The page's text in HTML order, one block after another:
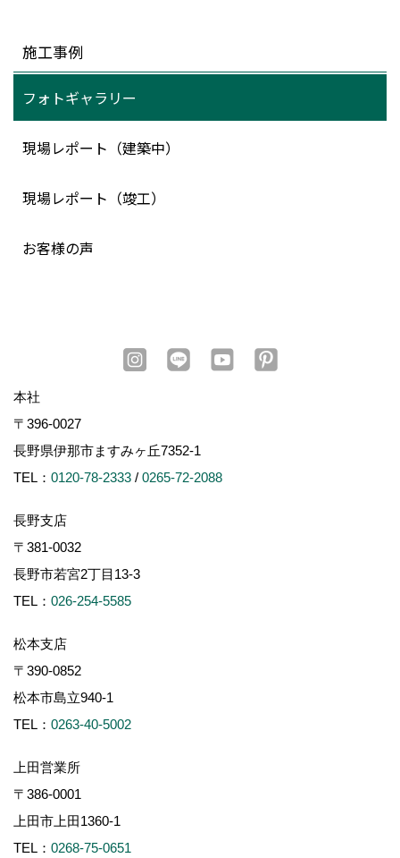
施工事例
フォトギャラリー
現場レポート（建築中）
現場レポート（竣工）
お客様の声
本社
〒396-0027
長野県伊那市ますみヶ丘7352-1
TEL： 0120-78-2333 / 0265-72-2088
長野支店
〒381-0032
長野市若宮2丁目13-3
TEL： 026-254-5585
松本支店
〒390-0852
松本市島立940-1
TEL： 0263-40-5002
上田営業所
〒386-0001
上田市上田1360-1
TEL： 0268-75-0651